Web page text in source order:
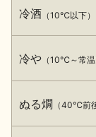
イベント情報TOP
冷酒 （10℃以下）
冷や （10℃～常
ぬる燗 （40℃前